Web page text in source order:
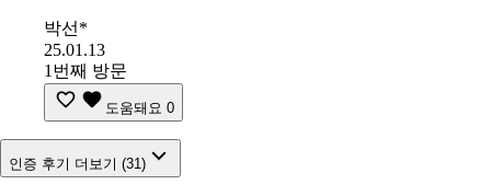
박선*
25.01.13
1번째 방문
도움돼요 0
인증 후기 더보기 (31)